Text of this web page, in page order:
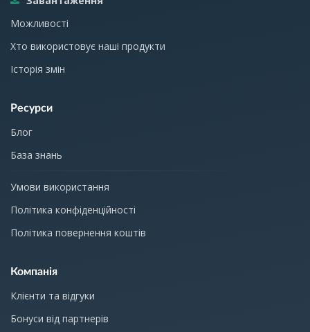
Можливості
Хто використовує наші продукти
Історія змін
Ресурси
Блог
База знань
Умови використання
Політика конфіденційності
Політика повернення коштів
Компанія
Клієнти та відгуки
Бонуси від партнерів